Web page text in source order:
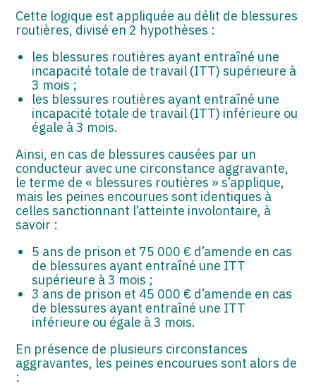
Cette logique est appliquée au délit de blessures
routières, divisé en 2 hypothèses :
les blessures routières ayant entraîné une
incapacité totale de travail (ITT) supérieure à
3 mois ;
les blessures routières ayant entraîné une
incapacité totale de travail (ITT) inférieure ou
égale à 3 mois.
Ainsi, en cas de blessures causées par un
conducteur avec une circonstance aggravante,
le terme de « blessures routières » s’applique,
mais les peines encourues sont identiques à
celles sanctionnant l’atteinte involontaire, à
savoir :
5 ans de prison et 75 000 € d’amende en cas
de blessures ayant entraîné une ITT
supérieure à 3 mois ;
3 ans de prison et 45 000 € d’amende en cas
de blessures ayant entraîné une ITT
inférieure ou égale à 3 mois.
En présence de plusieurs circonstances
aggravantes, les peines encourues sont alors de
: